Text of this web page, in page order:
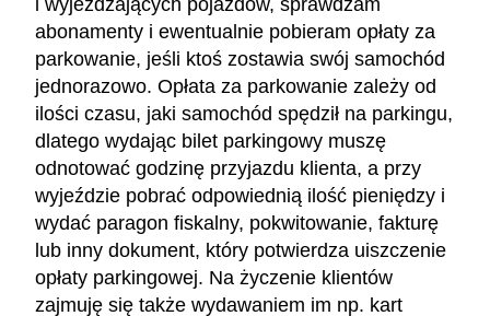
abonamenty i ewentualnie pobieram opłaty za
parkowanie, jeśli ktoś zostawia swój samochód
jednorazowo. Opłata za parkowanie zależy od
ilości czasu, jaki samochód spędził na parkingu,
dlatego wydając bilet parkingowy muszę
odnotować godzinę przyjazdu klienta, a przy
wyjeździe pobrać odpowiednią ilość pieniędzy i
wydać paragon fiskalny, pokwitowanie, fakturę
lub inny dokument, który potwierdza uiszczenie
opłaty parkingowej. Na życzenie klientów
zajmuję się także wydawaniem im np. kart